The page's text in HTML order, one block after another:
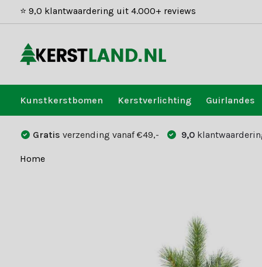
⭐ 9,0 klantwaardering uit 4.000+ reviews
Kunstkerstbomen Kerstverlichting Guirlandes
Gratis verzending vanaf €49,- 9,0
Home